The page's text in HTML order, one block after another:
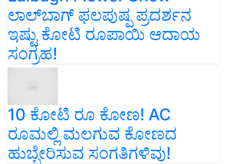
ಲಾಲ್‌ಬಾಗ್ ಫಲಪುಷ್ಪ ಪ್ರದರ್ಶನ
ಇಷ್ಟು ಕೋಟಿ ರೂಪಾಯಿ ಆದಾಯ
ಸಂಗ್ರಹ!
10 ಕೋಟಿ ರೂ ಕೋಣ! AC
ರೂಮಲ್ಲಿ ಮಲಗುವ ಕೋಣದ
ಹುಬ್ಬೇರಿಸುವ ಸಂಗತಿಗಳಿವು!